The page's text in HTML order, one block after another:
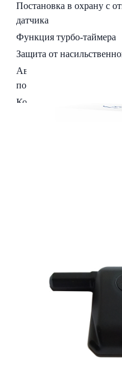
Постановка в охрану с
датчика
Функция турбо-таймера
Защита от
Автоматический запуск
понижении температуры
Контроль запуска
Дистанционная
корректировка всех
Диагностика всех
защита от ложных
Автоматическое